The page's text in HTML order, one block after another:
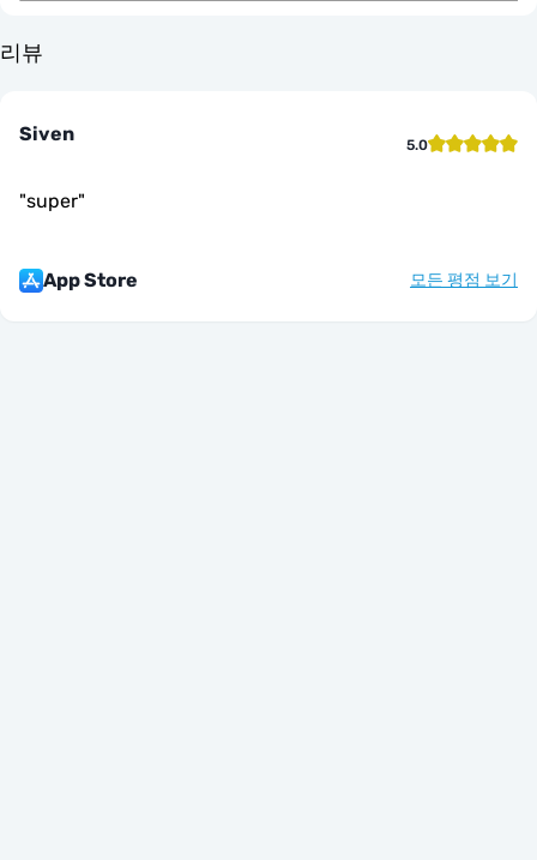
리뷰
Siven 5.0
"super"
App Store 모든 평점 보기